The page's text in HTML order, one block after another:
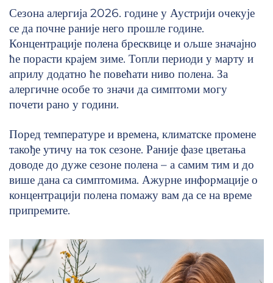
Сезона алергија 2026. године у Аустрији очекује
се да почне раније него прошле године.
Концентрације полена бресквице и ољше значајно
ће порасти крајем зиме. Топли периоди у марту и
априлу додатно ће повећати ниво полена. За
алергичне особе то значи да симптоми могу
почети рано у години.
Поред температуре и времена, климатске промене
такође утичу на ток сезоне. Раније фазе цветања
доводе до дуже сезоне полена – а самим тим и до
више дана са симптомима. Ажурне информације о
концентрацији полена помажу вам да се на време
припремите.